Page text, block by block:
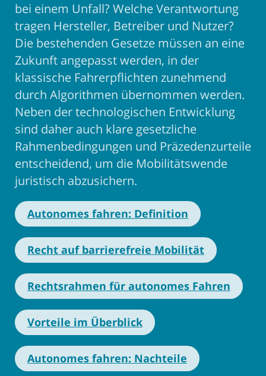
bei einem Unfall? Welche Verantwortung
tragen Hersteller, Betreiber und Nutzer?
Die bestehenden Gesetze müssen an eine
Zukunft angepasst werden, in der
klassische Fahrerpflichten zunehmend
durch Algorithmen übernommen werden.
Neben der technologischen Entwicklung
sind daher auch klare gesetzliche
Rahmenbedingungen und Präzedenzurteile
entscheidend, um die Mobilitätswende
juristisch abzusichern.
Autonomes fahren: Definition
Recht auf barrierefreie Mobilität
Rechtsrahmen für autonomes Fahren
Vorteile im Überblick
Autonomes fahren: Nachteile